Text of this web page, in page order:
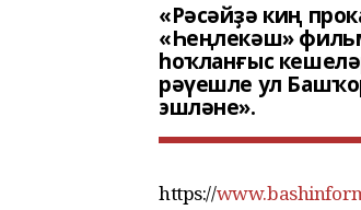
«Рәсәйҙә киң
«Һеңлекәш»
һоҡланғыс
рәүешле ул
эшләне».
https://